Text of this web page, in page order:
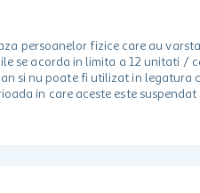
persoanelor fizice care au
se acorda in limita a 12 unitati
si nu poate fi utilizat in legatura
in care aceste este